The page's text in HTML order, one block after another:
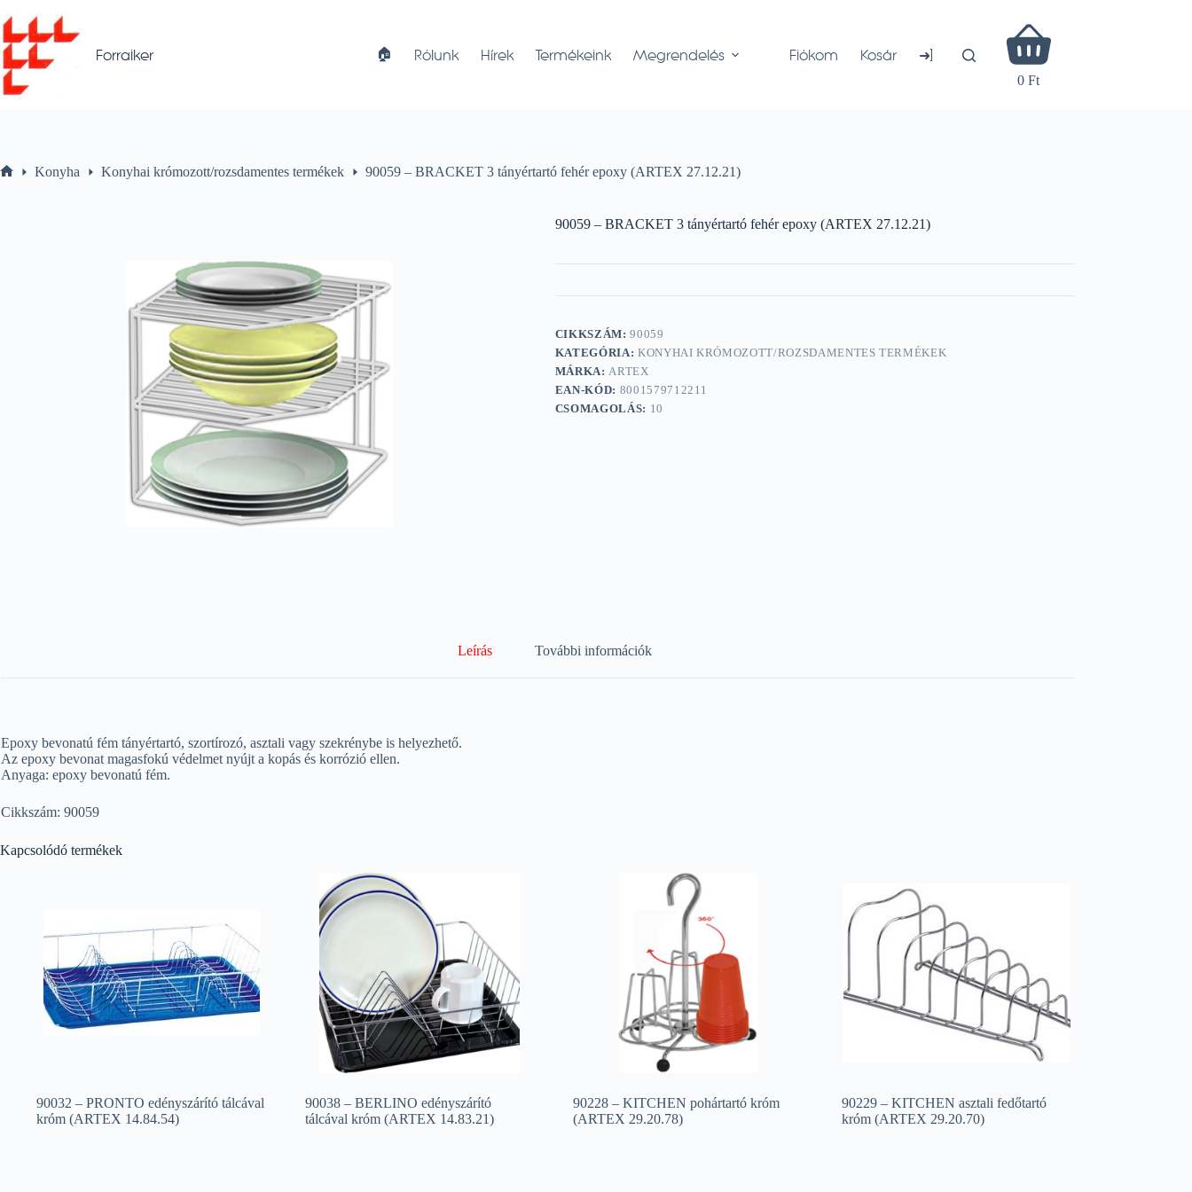
to
content
Forraiker 🏠︎ Rólunk Hírek Termékeink Megrendelés Fiókom Kosár ➜]
Shopping
cart
0 Ft
Konyha Konyhai krómozott/rozsdamentes termékek 90059 – BRACKET 3 tányértartó fehér epoxy (ARTEX 27.12.21)
90059 – BRACKET 3 tányértartó fehér epoxy (ARTEX 27.12.21)
CIKKSZÁM:90059
KATEGÓRIA: KONYHAI KRÓMOZOTT/ROZSDAMENTES TERMÉKEK
MÁRKA:ARTEX
EAN-KÓD: 8001579712211
CSOMAGOLÁS: 10
Leírás További információk
Epoxy bevonatú fém tányértartó, szortírozó, asztali vagy szekrénybe is helyezhető.
Az epoxy bevonat magasfokú védelmet nyújt a kopás és korrózió ellen.
Anyaga: epoxy bevonatú fém.
Cikkszám: 90059
Kapcsolódó termékek
90032 – PRONTO edényszárító tálcával
króm (ARTEX 14.84.54)
90038 – BERLINO edényszárító
tálcával króm (ARTEX 14.83.21)
90228 – KITCHEN pohártartó króm
(ARTEX 29.20.78)
90229 – KITCHEN asztali fedőtartó
króm (ARTEX 29.20.70)